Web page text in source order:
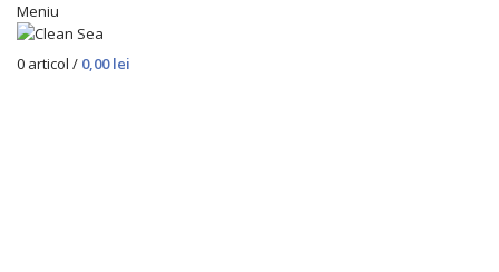
Meniu
0 articol / 0,00lei